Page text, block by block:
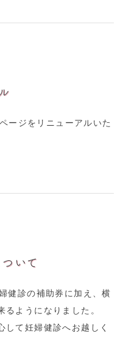
ージをリニューアルいた
いて
健診の補助券に加え、横
ようになりました。
て妊婦健診へお越しく